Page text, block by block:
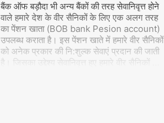
बैंक ऑफ बड़ौदा भी अन्य बैंकों की तरह सेवानिवृत्त होने
वाले हमारे देश के वीर सैनिकों के लिए एक अलग तरह
का पेंशन खाता (BOB bank Pesion account)
उपलब्ध कराता है। इस पेंशन खाते में हमारे वीर सैनिकों
को अनेक प्रकार की नि:शुल्क सेवाएं प्रदान की जाती
है। जिसका उद्देश्य सेवानिवृत्त हुए हमारे वीर सैनिकों